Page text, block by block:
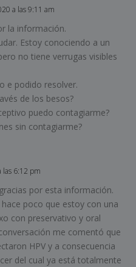
a las 9:11 am
la información.
Estoy conociendo a un
no tiene verrugas visibles
e podido resolver.
de los besos?
puedo contagiarme?
sin contagiarme?
las 6:12 pm
por esta información.
poco que estoy con una
con preservativo y oral
me comentó que
HPV y a consecuencia
del cual ya está totalmente